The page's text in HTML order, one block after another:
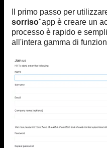
Il primo passo per
sorriso"app è creare un
processo è rapido e
all'intera gamma di